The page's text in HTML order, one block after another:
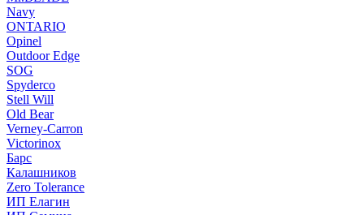
Navy
ONTARIO
Opinel
Outdoor Edge
SOG
Spyderco
Stell Will
Old Bear
Verney-Carron
Victorinox
Барс
Калашников
Zero Tolerance
ИП Елагин